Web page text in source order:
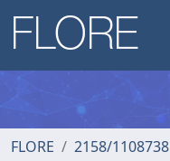
FLORE 2158/1108738